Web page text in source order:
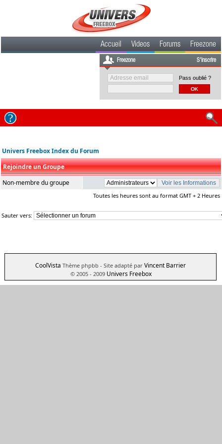
Accueil Videos Forums Freezone
Freezone S'inscrire
Pass oublié ?
Univers Freebox Index du Forum
Rejoindre un Groupe
Non-membre du groupe
Toutes les heures sont au format GMT + 2 Heures
Sauter vers:
CoolVista Thème phpbb - Site adapté par Vincent Barrier
© 2005 - 2009 Univers Freebox